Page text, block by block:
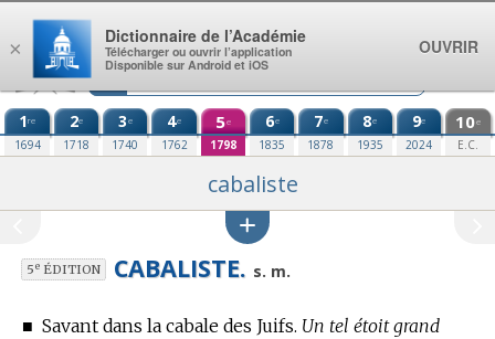
Aller au contenu
1re
1694
2e
1718
3e
1740
4e
1762
5e
1798
6e
1835
7e
1878
8e
1935
9e
2024
10e
E.C.
cabaliste
5eÉDITION CABALISTE. s. m.
■ Savant dans la cabale des Juifs. Un tel étoit grand
×
Dictionnaire de l’Académie
Télécharger ou ouvrir l’application
Disponible sur Android et iOS
OUVRIR